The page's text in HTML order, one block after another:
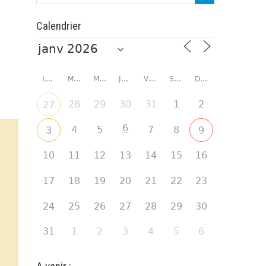
Calendrier
LUNDI MARDI MERCREDI JEUDI VENDREDI SAMEDI DIMANCHE
27 28 29 30 31 1 2
3 4 5 6 7 8 9
10 11 12 13 14 15 16
17 18 19 20 21 22 23
24 25 26 27 28 29 30
31 1 2 3 4 5 6